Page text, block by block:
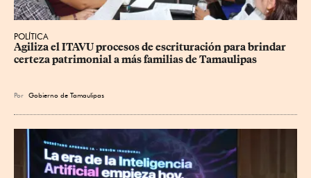
POLÍTICA
Agiliza el ITAVU procesos de escrituración para brindar
certeza patrimonial a más familias de Tamaulipas
Por Gobierno de Tamaulipas